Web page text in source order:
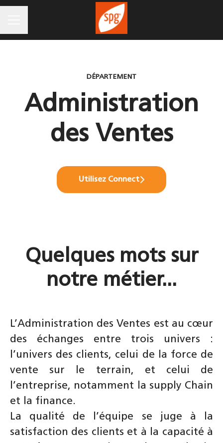
DÉPARTEMENT
Administration
des Ventes
Utilisez Connect
Quelques mots sur
notre métier...
L’Administration des Ventes est au cœur
des échanges entre trois univers :
l’univers des clients, celui de la force de
vente sur le terrain, et celui de
l’entreprise, notamment la supply Chain
et la finance.
La qualité de l’équipe se juge à la
satisfaction des clients et à la capacité à